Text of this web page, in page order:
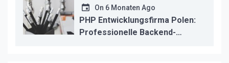
On 6 Monaten Ago
PHP Entwicklungsfirma Polen:
Professionelle Backend-